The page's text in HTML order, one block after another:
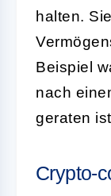
halten.
Beispiel
nach
geraten
Crypto-